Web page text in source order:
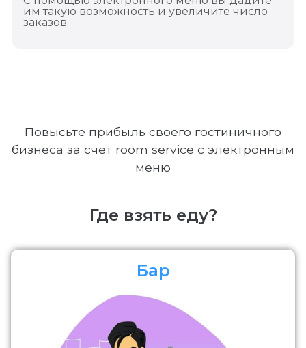
им такую возможность и увеличите число
заказов.
Повысьте прибыль своего гостиничного
бизнеса за счет room service c электронным
меню
Где взять еду?
Бар